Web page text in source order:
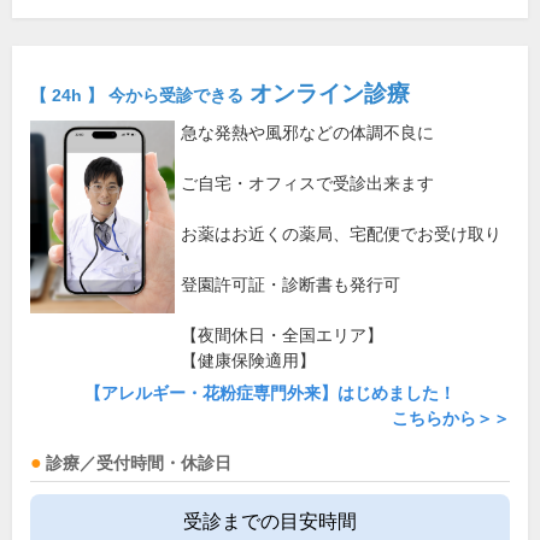
【 24h 】 今から受診できる オンライン診療
急な発熱や風邪などの体調不良に
ご自宅・オフィスで受診出来ます
お薬はお近くの薬局、宅配便でお受け取り
登園許可証・診断書も発行可
【夜間休日・全国エリア】
【健康保険適用】
【アレルギー・花粉症専門外来】はじめました！
こちらから＞＞
診療／受付時間・休診日
受診までの目安時間